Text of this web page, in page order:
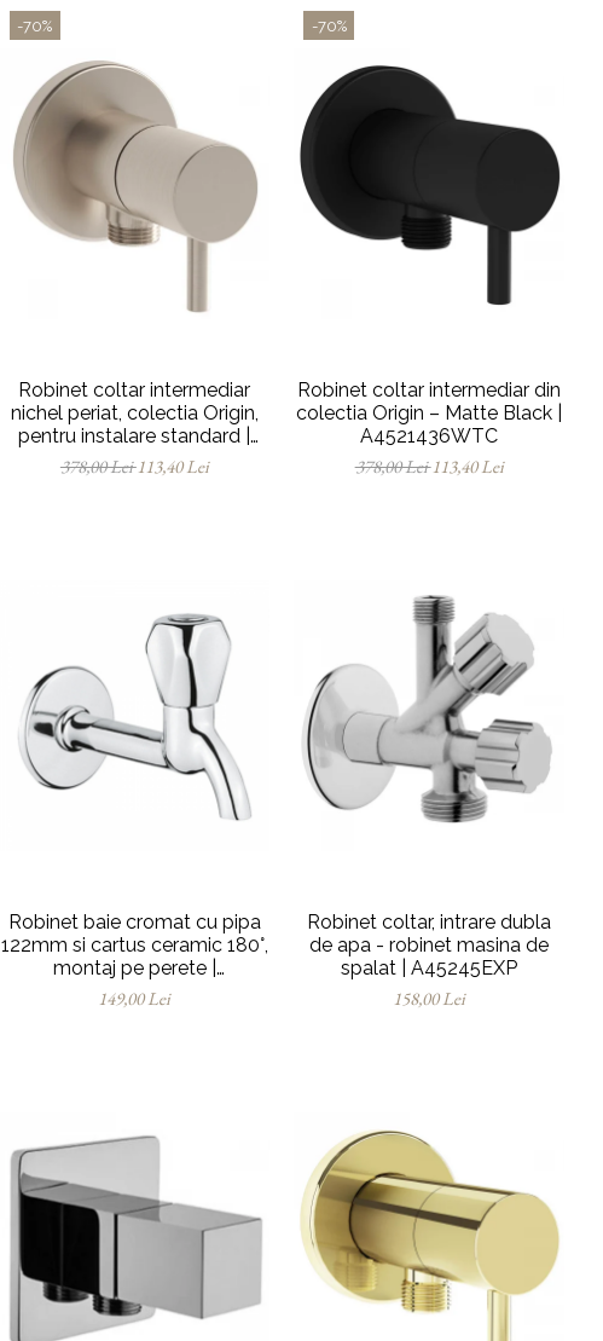
-70%
Robinet coltar intermediar
nichel periat, colectia Origin,
pentru instalare standard |
A4521434
378,00 Lei113,40 Lei
-70%
Robinet coltar intermediar din
colectia Origin – Matte Black |
A4521436WTC
378,00 Lei113,40 Lei
Robinet baie cromat cu pipa
122mm si cartus ceramic 180°,
montaj pe perete |
A41584EXP
149,00 Lei
Robinet coltar, intrare dubla
de apa - robinet masina de
spalat | A45245EXP
158,00 Lei